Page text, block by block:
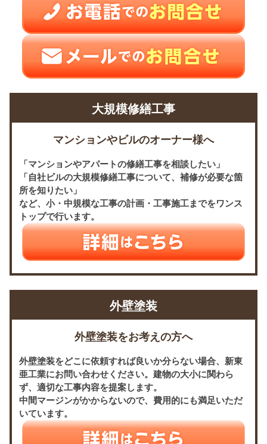
大規模修繕工事
マンションやビルのオーナー様へ
「マンションやアパートの修繕工事を相談したい」
「自社ビルの大規模修繕工事について、補修が必要な箇
所を知りたい」
など、小・中規模な工事の計画・工事施工までをワンス
トップで行います。
外壁塗装
外壁塗装をお考えの方へ
外壁塗装をどこに依頼すれば良いか分らない場合、新東
亜工業にお問い合わせください。建物の大小に関わら
ず、適切な工事内容を提案します。
中間マージンがかからないので、費用的にも満足いただ
いています。